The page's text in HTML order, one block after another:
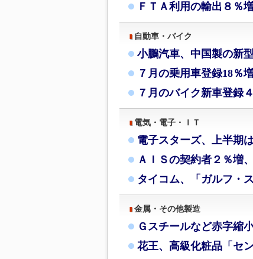
ＦＴＡ利用の輸出８％
自動車・バイク
小鵬汽車、中国製の新
７月の乗用車登録18％
７月のバイク新車登録
電気・電子・ＩＴ
電子スターズ、上半期
ＡＩＳの契約者２％増
タイコム、「ガルフ・
金属・その他製造
Ｇスチールなど赤字縮
花王、高級化粧品「セ